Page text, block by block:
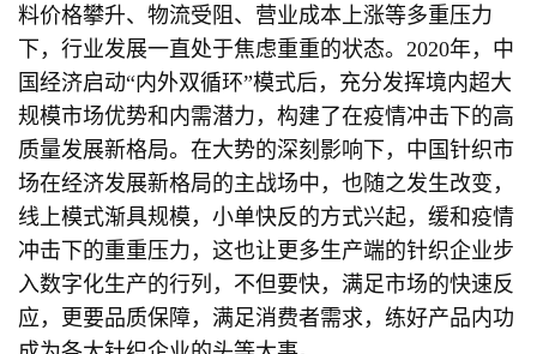
料价格攀升、物流受阻、营业成本上涨等多重压力
下，行业发展一直处于焦虑重重的状态。2020年，中
国经济启动“内外双循环”模式后，充分发挥境内超大
规模市场优势和内需潜力，构建了在疫情冲击下的高
质量发展新格局。在大势的深刻影响下，中国针织市
场在经济发展新格局的主战场中，也随之发生改变，
线上模式渐具规模，小单快反的方式兴起，缓和疫情
冲击下的重重压力，这也让更多生产端的针织企业步
入数字化生产的行列，不但要快，满足市场的快速反
应，更要品质保障，满足消费者需求，练好产品内功